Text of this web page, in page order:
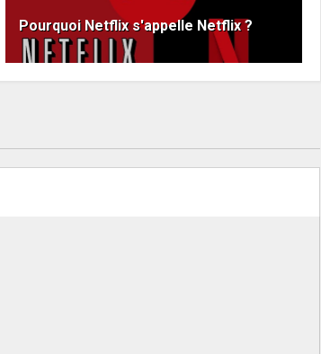
Pourquoi Netflix s'appelle Netflix ?